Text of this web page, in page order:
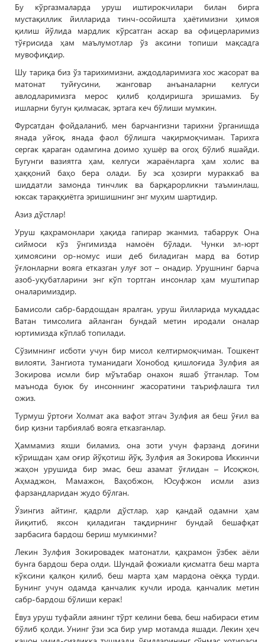
Бу кўргазмаларда уруш иштирокчилари билан бирга
мустақиллик йилларида тинч-осойишта ҳаётимизни ҳимоя
қилиш йўлида мардлик кўрсатган аскар ва офицерларимиз
тўғрисида ҳам маълумотлар ўз аксини топиши мақсадга
мувофиқдир.
Шу тариқа биз ўз тарихимизни, аждодларимизга хос жасорат ва
матонат туйғусини, жанговар анъаналарни келгуси
авлодларимизга мерос қилиб қолдиришга эришамиз. Бу
ишларни бугун қилмасак, эртага кеч бўлиши мумкин.
Фурсатдан фойдаланиб, мен барчангизни тарихни ўрганишда
янада уйғоқ, янада фаол бўлишга чақирмоқчиман. Тарихга
сергак қараган одамгина доимо ҳушёр ва огоҳ бўлиб яшайди.
Бугунги вазиятга ҳам, келгуси жараёнларга ҳам холис ва
ҳаққоний баҳо бера олади. Бу эса ҳозирги мураккаб ва
шиддатли замонда тинчлик ва барқарорликни таъминлаш,
юксак тараққиётга эришишнинг энг муҳим шартидир.
Азиз дўстлар!
Уруш қаҳрамонлари ҳақида гапирар эканмиз, табаррук Она
сиймоси кўз ўнгимизда намоён бўлади. Чунки эл-юрт
ҳимоясини ор-номус иши деб биладиган мард ва ботир
ўғлонларни вояга етказган улуғ зот – онадир. Урушнинг барча
азоб-уқубатларини энг кўп тортган инсонлар ҳам муштипар
оналаримиздир.
Бамисоли сабр-бардошдан яралган, уруш йилларида муқаддас
Ватан тимсолига айланган бундай метин иродали оналар
юртимизда кўплаб топилади.
Сўзимнинг исботи учун бир мисол келтирмоқчиман. Тошкент
вилояти, Зангиота туманидаги Хонобод қишлоғида Зулфия ая
Зокирова исмли бир мўътабар онахон яшаб ўтганлар. Том
маънода буюк бу инсоннинг жасоратини таърифлашга тил
ожиз.
Турмуш ўртоғи Холмат ака вафот этгач Зулфия ая беш ўғил ва
бир қизни тарбиялаб вояга етказганлар.
Ҳаммамиз яхши биламиз, она зоти учун фарзанд доғини
кўришдан ҳам оғир йўқотиш йўқ. Зулфия ая Зокирова Иккинчи
жаҳон урушида бир эмас, беш азамат ўғлидан – Исоқжон,
Аҳмаджон, Мамажон, Ваҳобжон, Юсуфжон исмли азиз
фарзандларидан жудо бўлган.
Ўзингиз айтинг, қадрли дўстлар, ҳар қандай одамни ҳам
йиқитиб, яксон қиладиган тақдирнинг бундай бешафқат
зарбасига бардош бериш мумкинми?
Лекин Зулфия Зокировадек матонатли, қаҳрамон ўзбек аёли
бунга бардош бера олди. Шундай фожиали қисматга беш марта
кўксини қалқон қилиб, беш марта ҳам мардона оёққа турди.
Бунинг учун одамда қанчалик кучли ирода, қанчалик метин
сабр-бардош бўлиши керак!
Ёвуз уруш туфайли аянинг тўрт келини бева, беш набираси етим
бўлиб қолди. Унинг ўзи эса бир умр мотамда яшади. Лекин ҳеч